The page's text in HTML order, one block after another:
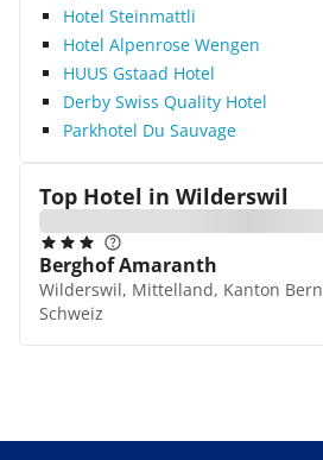
Hotel Steinmattli
Hotel Alpenrose Wengen
HUUS Gstaad Hotel
Derby Swiss Quality Hotel
Parkhotel Du Sauvage
Top Hotel in Wilderswil
Berghof Amaranth
Wilderswil, Mittelland, Kanton
Schweiz